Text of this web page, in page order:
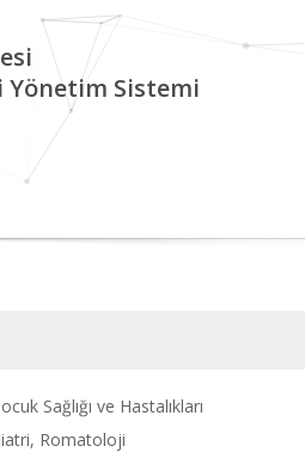
Yönetim Sistemi
Sağlığı ve Hastalıkları
Romatoloji